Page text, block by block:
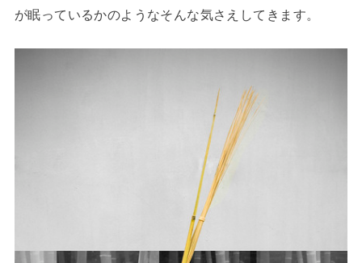
が眠っているかのようなそんな気さえしてきます。